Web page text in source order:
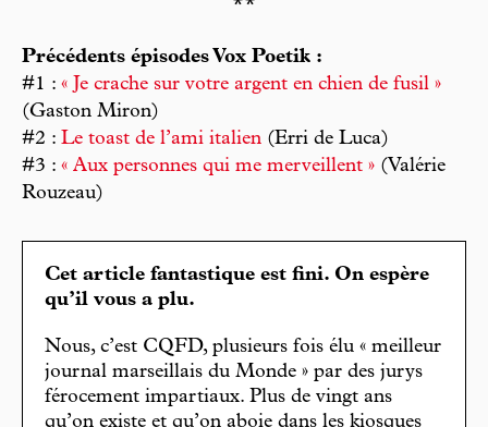
Précédents épisodes Vox Poetik :
#1 : « Je crache sur votre argent en chien de fusil »
(Gaston Miron)
#2 : Le toast de l’ami italien (Erri de Luca)
#3 : « Aux personnes qui me merveillent » (Valérie
Rouzeau)
Cet article fantastique est fini. On espère
qu’il vous a plu.
Nous, c’est CQFD, plusieurs fois élu « meilleur
journal marseillais du Monde » par des jurys
férocement impartiaux. Plus de vingt ans
qu’on existe et qu’on aboie dans les kiosques